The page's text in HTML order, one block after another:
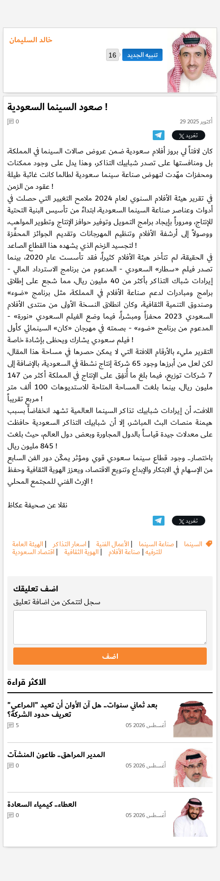
خالد السليمان
16
صعود السينما السعودية !
29 أكتوبر 2025
0
تغريد
كان لافتاً لي بروز أفلام سعودية ضمن عروض صالات السينما في المملكة،
بل ومنافستها على تصدر شبابيك التذاكر، وهذا يدل على وجود ممكنات
ومحفزات مهّدت لنهوض صناعة سينما سعودية لطالما كانت غائبة طيلة
عقود من الزمن !
في تقرير هيئة الأفلام السنوي لعام 2024 ملامح التغيير التي حصلت في
أدوات وعناصر صناعة السينما السعودية، ابتداءً من تأسيس البنية التحتية
للإنتاج، ومروراً بإيجاد برامج التمويل وتوفير حوافز الإنتاج وتطوير المواهب،
ووصولاً إلى أرشفة الأفلام وتنظيم المهرجانات وتقديم الجوائز المحفِّزة
لتجسيد الزخم الذي يشهده هذا القطاع الصاعد !
في الحقيقة، لم تتأخر هيئة الأفلام كثيراً، فقد تأسست عام 2020، بينما
تصدر فيلم «سطار» السعودي - المدعوم من برنامج الاسترداد المالي -
إيرادات شباك التذاكر بأكثر من 40 مليون ريال، مما شجع على إطلاق
برامج ومبادرات لدعم صناعة الأفلام في المملكة، مثل برنامج «ضوء»
وصندوق التنمية الثقافية، وكان انطلاق النسخة الأولى من منتدى الأفلام
السعودي 2023 محفزاً ومبشراً، فيما وضع الفيلم السعودي «نورة» -
المدعوم من برنامج «ضوء» - بصمته في مهرجان «كان» السينمائي كأول
فيلم سعودي يشارك ويحظى بإشادة خاصة !
التقرير مليء بالأرقام اللافتة التي لا يمكن حصرها في مساحة هذا المقال،
لكن لعل من أبرزها وجود 65 شركة إنتاج نشطة في السعودية، بالإضافة إلى
7 شركات توزيع، فيما بلغ ما أُنفِق على الإنتاج في المملكة أكثر من 147
مليون ريال، بينما بلغت المساحة المتاحة للاستديوهات 100 ألف متر
مربع تقريباً !
اللافت، أن إيرادات شبابيك تذاكر السينما العالمية تشهد انخفاضاً بسبب
هيمنة منصات البث المباشر، إلا أن شبابيك التذاكر السعودية حافظت
على معدلات جيدة قياساً بالدول المجاورة وبعض دول العالم، حيث بلغت
845 مليون ريال !
باختصار.. وجود قطاع سينما سعودي قوي ومؤثر يمكّن دور الفن السابع
من الإسهام في الابتكار والإبداع وتنويع الاقتصاد، ويعزز الهوية الثقافية وحفظ
الإرث الفني للمجتمع المحلي !
نقلا عن صحيفة عكاظ
تغريد
السينما | صناعة السينما | الأعمال الفنية | اسعار التذاكر | الهيئة العامة
للترفيه| صناعة الأفلام | الهوية الثقافية | اقتصاد السعودية
اضف تعليقك
سجللتتمكن من اضافة تعليق
الاكثر قراءة
بعد ثماني سنوات.. هل آن الأوان أن تعيد "المراعي"
تعريف حدود الشركة؟
05 أغسطس 2026 5
المدير المراهق.. طاعون المنشآت
05 أغسطس 2026 0
العطاء.. كيمياء السعادة
05 أغسطس 2026 0